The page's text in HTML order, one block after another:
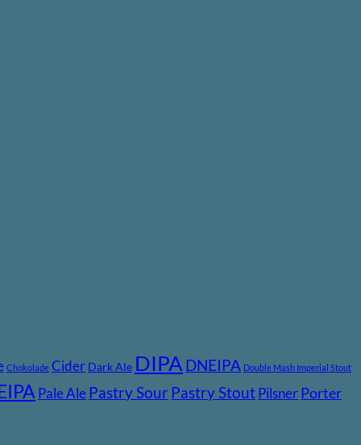
Chokolade Cider Dark Ale DIPA DNEIPA Double Mash Imperial Stout
Pale Ale Pastry Sour Pastry StoutPilsnerPorter